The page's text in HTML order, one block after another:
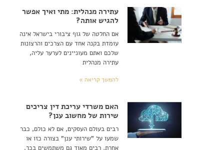
עתירה מנהלית: מתי ואיך אפשר
להגיש אותה?
אם החלטה של גוף ציבורי בישראל אינה
עומדת בקנה אחד עם הצרכים והרצונות
שלכם ואתם מעוניינים לערער עליה,
עתירה מנהלית
להמשך קריאה »
האם משרדי עריכת דין צריכים
שירות של מחשוב ענן?
רבים בעולם העסקים, אם לא כולם, כבר
שמעו על "שירותי ענן" בצורה כזו או
אחרת. רבים מאוד גם משתמשים בכך.